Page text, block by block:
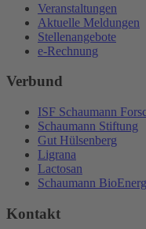
Veranstaltungen
Aktuelle Meldungen
Stellenangebote
e-Rechnung
Verbund
ISF Schaumann
Schaumann Stiftung
Gut Hülsenberg
Ligrana
Lactosan
Schaumann
Kontakt